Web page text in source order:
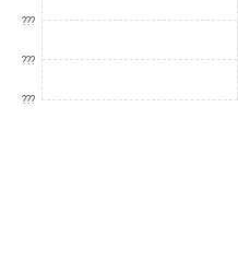
???
???
???